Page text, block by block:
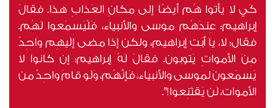
كَي لا يأتوا هُم أيضًا إلى مكانِ العَذابِ هذا. فقالَ
إبراهيم: عِندَهُم موسى والأنبياء، فَلْيَسمَعوا لَهُم.
فقال: لا، يا أبَتِ إبراهيم، ولكن إذا مضى إلَيهِم واحِدٌ
مِنَ الأمواتِ يَتوبون. فقالَ لَهُ إبراهيم: إن كانوا لا
يَسمَعونَ لموسى والأنبياء، فَإنَّهُم، وَلَو قامَ واحِدٌ من
الأموات، لَن يَقتَنِعوا!".